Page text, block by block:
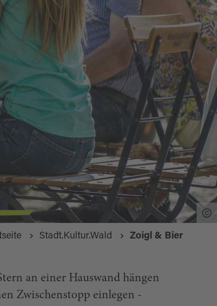
Stadt.Kultur.Wald Zoigl & Bier
an einer Hauswand hängen
Zwischenstopp einlegen -